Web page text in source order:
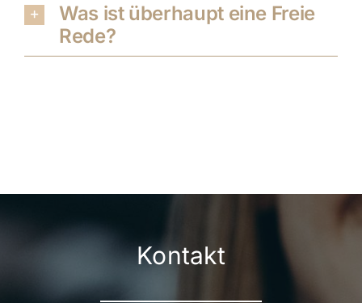
Was ist überhaupt eine Freie
Rede?
Kontakt